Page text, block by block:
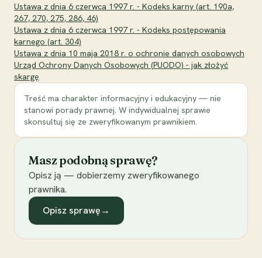
Ustawa z dnia 6 czerwca 1997 r. - Kodeks karny (art. 190a,
267, 270, 275, 286, 46)
Ustawa z dnia 6 czerwca 1997 r. - Kodeks postępowania
karnego (art. 304)
Ustawa z dnia 10 maja 2018 r. o ochronie danych osobowych
Urząd Ochrony Danych Osobowych (PUODO) - jak złożyć
skargę
Treść ma charakter informacyjny i edukacyjny — nie
stanowi porady prawnej. W indywidualnej sprawie
skonsultuj się ze zweryfikowanym prawnikiem.
Masz podobną sprawę?
Opisz ją — dobierzemy zweryfikowanego
prawnika.
Opisz sprawę→